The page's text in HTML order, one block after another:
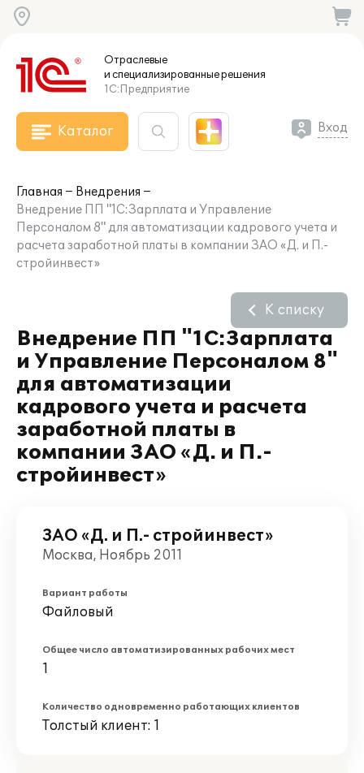
Отраслевые
и специализированныерешения
1С:Предприятие
Каталог Вход
Главная
Внедрения
Внедрение ПП "1С:Зарплата и Управление
Персоналом 8" для автоматизации кадрового учета и
расчета заработной платы в компании ЗАО «Д. и П.-
стройинвест»
Внедрение ПП "1С:Зарплата
и Управление Персоналом 8"
для автоматизации
кадрового учета и расчета
заработной платы в
компании ЗАО «Д. и П.-
стройинвест»
К списку
ЗАО «Д. и П.- стройинвест»
Москва, Ноябрь 2011
Вариант работы
Файловый
Общее число автоматизированных рабочих мест
1
Количество одновременно работающих клиентов
Толстый клиент: 1